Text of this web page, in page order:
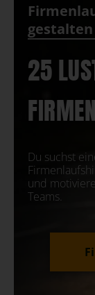
gestalten
25
Du suchst
und
Teams.